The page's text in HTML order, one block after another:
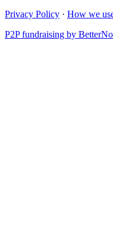
Privacy Policy · How we
P2P fundraising by